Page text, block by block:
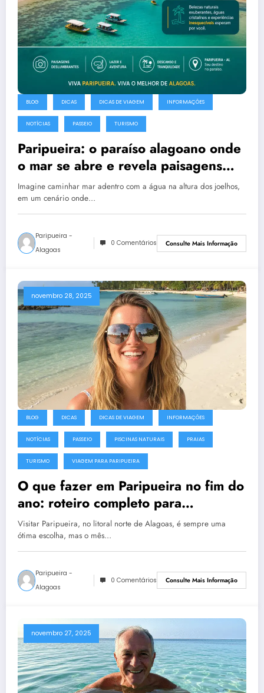
BLOG DICAS DICAS DE VIAGEM INFORMAÇÕES
NOTÍCIAS PASSEIO TURISMO
Paripueira: o paraíso alagoano onde
o mar se abre e revela paisagens
únicas no Nordeste
Imagine caminhar mar adentro com a água na altura dos joelhos,
em um cenário onde…
Paripueira -
Alagoas
0 Comentários Consulte Mais Informação
novembro 28, 2025
BLOG DICAS DICAS DE VIAGEM INFORMAÇÕES
NOTÍCIAS PASSEIO PISCINAS NATURAIS PRAIAS
TURISMO VIAGEM PARA PARIPUEIRA
O que fazer em Paripueira no fim do
ano: roteiro completo para
dezembro
Visitar Paripueira, no litoral norte de Alagoas, é sempre uma
ótima escolha, mas o mês…
Paripueira -
Alagoas
0 Comentários Consulte Mais Informação
novembro 27, 2025